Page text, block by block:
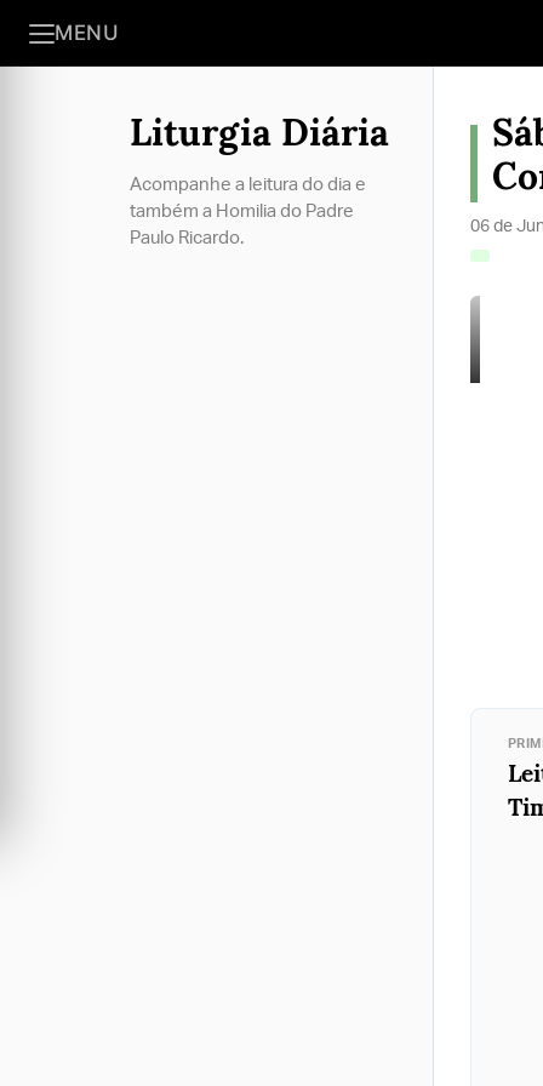
MENU
Liturgia Diária
Acompanhe a leitura do dia e
também a Homilia do Padre
Paulo Ricardo.
06 de